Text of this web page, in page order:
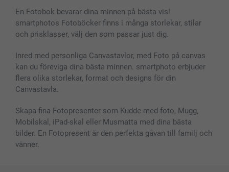
Skal till Mobil & Surfplatta
MyNameBook
Fotoramar & Tillbehör
Presentkort
Alla fotoprodukter
Sitemap
Villkor och garantier
smartbonus
Priser & betalning
En Fotobok bevarar dina minnen på bästa vis!
smartphotos Fotoböcker finns i många storlekar, stilar
och prisklasser, välj den som passar just dig.
Inred med personliga Canvastavlor, med Foto på canvas
kan du föreviga dina bästa minnen. smartphoto erbjuder
flera olika storlekar, format och designs för din
Canvastavla.
Skapa fina Fotopresenter som Kudde med foto, Mugg,
Mobilskal, iPad-skal eller Musmatta med dina bästa
bilder. En Fotopresent är den perfekta gåvan till familj och
vänner.